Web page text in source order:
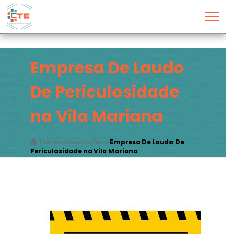
Empresa De Laudo
De Periculosidade
na Vila Mariana
Home» Informações » Empresa De Laudo De
Periculosidade na Vila Mariana